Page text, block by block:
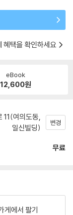
혜택을 확인하세요
eBook
12,600원
11(여의도동,
일신빌딩)
변경
무료
게에서 팔기